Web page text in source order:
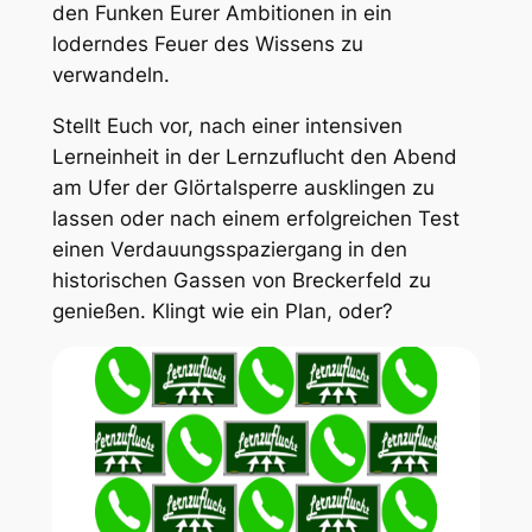
den Funken Eurer Ambitionen in ein
loderndes Feuer des Wissens zu
verwandeln.
Stellt Euch vor, nach einer intensiven
Lerneinheit in der Lernzuflucht den Abend
am Ufer der Glörtalsperre ausklingen zu
lassen oder nach einem erfolgreichen Test
einen Verdauungsspaziergang in den
historischen Gassen von Breckerfeld zu
genießen. Klingt wie ein Plan, oder?